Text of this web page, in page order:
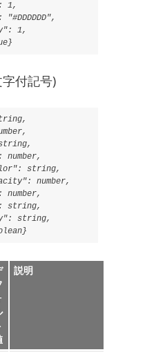
1,
1,
付記号)
string,
number,
number,
string,
string,
説明